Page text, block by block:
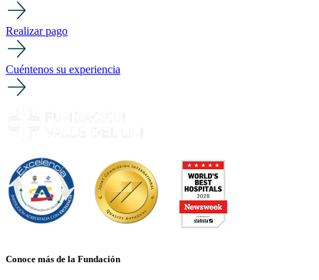
Realizar pago
Cuéntenos su experiencia
Conoce más de la Fundación